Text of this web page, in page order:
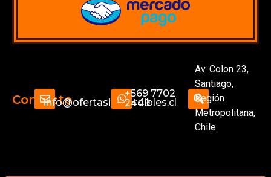
Contactoinfo@ofertasimperdibles.cl
+569 7702
2449
Av. Colon 23,
Santiago,
Región
Metropolitana,
Chile.